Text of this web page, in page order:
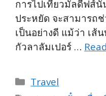
การไปเที่ยวมัลดีฟส์
ประหยัด จะสามารถ
เป็นอย่างดี แม้ว่า เส้
กัวลาลัมเปอร์ …
Categories
Travel